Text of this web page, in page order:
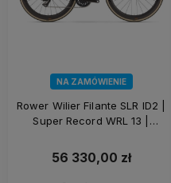
NA ZAMÓWIENIE
Rower Wilier Filante SLR ID2 |
Super Record WRL 13 |
56 330,00 zł